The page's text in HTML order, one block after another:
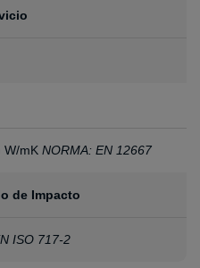
W/mKNORMA: EN 12667
de Impacto
ISO 717-2